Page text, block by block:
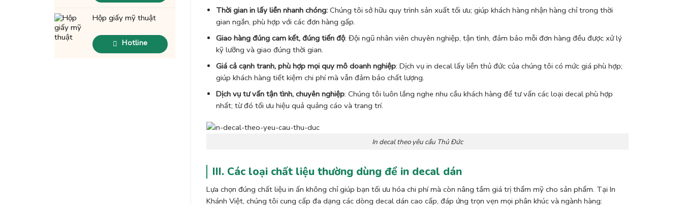
Hộp giấy mỹ thuật
Hotline
Thời gian in lấy liền nhanh chóng:Chúng tôi sở hữu quy trình sản xuất tối ưu; giúp khách hàng nhận hàng chỉ trong thời
gian ngắn, phù hợp với các đơn hàng gấp.
Giao hàng đúng cam kết, đúng tiến độ: Đội ngũ nhân viên chuyên nghiệp, tận tình, đảm bảo mỗi đơn hàng đều được xử lý
kỹ lưỡng và giao đúng thời gian.
Giá cả cạnh tranh, phù hợp mọi quy mô doanh nghiệp: Dịch vụ in decal lấy liền thủ đức của chúng tôi có mức giá phù hợp;
giúp khách hàng tiết kiệm chi phí mà vẫn đảm bảo chất lượng.
Dịch vụ tư vấn tận tình, chuyên nghiệp: Chúng tôi luôn lắng nghe nhu cầu khách hàng để tư vấn các loại decal phù hợp
nhất; từ đó tối ưu hiệu quả quảng cáo và trang trí.
In decal theo yêu cầu Thủ Đức
III. Các loại chất liệu thường dùng để in decal dán
Lựa chọn đúng chất liệu in ấn không chỉ giúp bạn tối ưu hóa chi phí mà còn nâng tầm giá trị thẩm mỹ cho sản phẩm. Tại In
Khánh Việt, chúng tôi cung cấp đa dạng các dòng decal dán cao cấp, đáp ứng trọn vẹn mọi phân khúc và ngành hàng: